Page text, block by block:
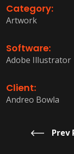
Category:
Artwork
Software:
Adobe Illustrator
Client:
Andreo Bowla
Prev